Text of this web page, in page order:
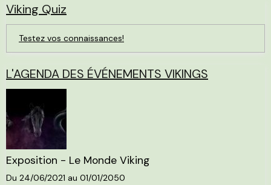
Viking Quiz
Testez vos connaissances!
L'AGENDA DES ÉVÉNEMENTS VIKINGS
Exposition - Le Monde Viking
Du 24/06/2021 au 01/01/2050